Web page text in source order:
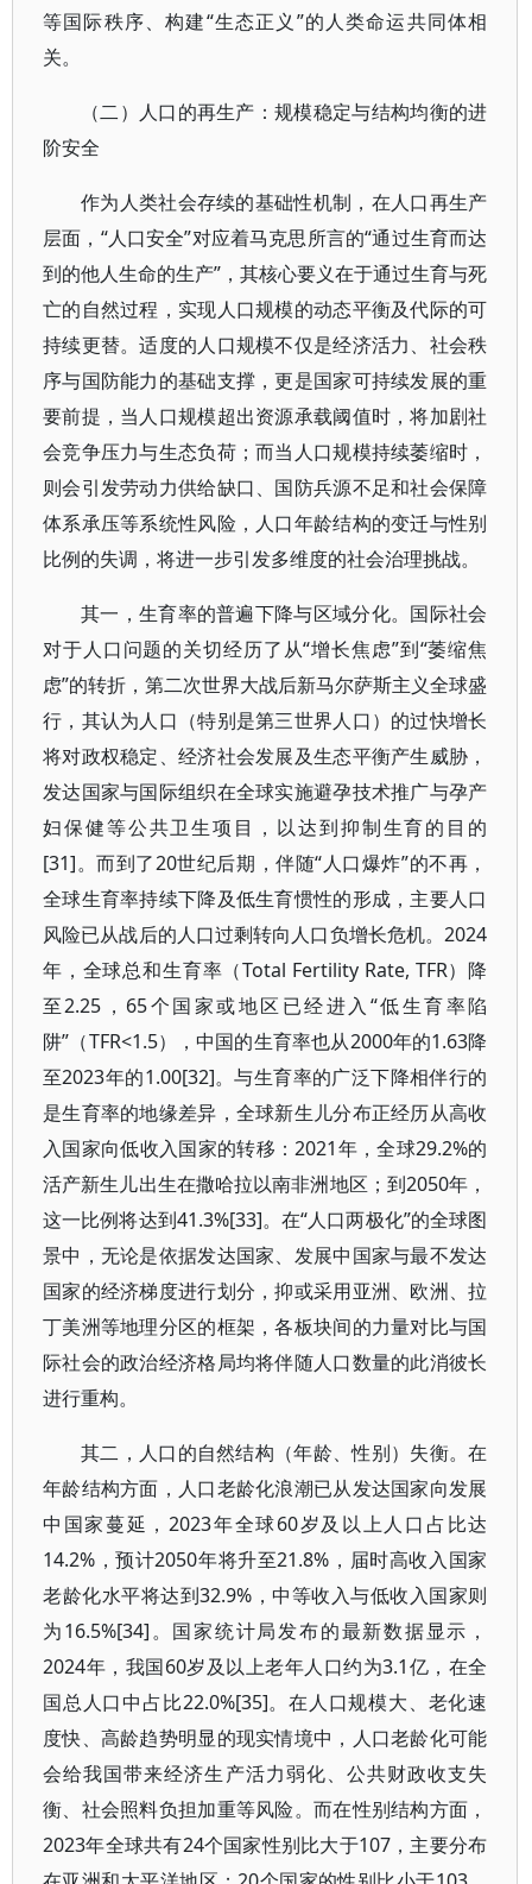
等国际秩序、构建“生态正义”的人类命运共同体相
关。
（二）人口的再生产：规模稳定与结构均衡的进
阶安全
作为人类社会存续的基础性机制，在人口再生产
层面，“人口安全”对应着马克思所言的“通过生育而达
到的他人生命的生产”，其核心要义在于通过生育与死
亡的自然过程，实现人口规模的动态平衡及代际的可
持续更替。适度的人口规模不仅是经济活力、社会秩
序与国防能力的基础支撑，更是国家可持续发展的重
要前提，当人口规模超出资源承载阈值时，将加剧社
会竞争压力与生态负荷；而当人口规模持续萎缩时，
则会引发劳动力供给缺口、国防兵源不足和社会保障
体系承压等系统性风险，人口年龄结构的变迁与性别
比例的失调，将进一步引发多维度的社会治理挑战。
其一，生育率的普遍下降与区域分化。国际社会
对于人口问题的关切经历了从“增长焦虑”到“萎缩焦
虑”的转折，第二次世界大战后新马尔萨斯主义全球盛
行，其认为人口（特别是第三世界人口）的过快增长
将对政权稳定、经济社会发展及生态平衡产生威胁，
发达国家与国际组织在全球实施避孕技术推广与孕产
妇保健等公共卫生项目，以达到抑制生育的目的
[31]。而到了20世纪后期，伴随“人口爆炸”的不再，
全球生育率持续下降及低生育惯性的形成，主要人口
风险已从战后的人口过剩转向人口负增长危机。2024
年，全球总和生育率（Total Fertility Rate, TFR）降
至2.25，65个国家或地区已经进入“低生育率陷
阱”（TFR<1.5），中国的生育率也从2000年的1.63降
至2023年的1.00[32]。与生育率的广泛下降相伴行的
是生育率的地缘差异，全球新生儿分布正经历从高收
入国家向低收入国家的转移：2021年，全球29.2%的
活产新生儿出生在撒哈拉以南非洲地区；到2050年，
这一比例将达到41.3%[33]。在“人口两极化”的全球图
景中，无论是依据发达国家、发展中国家与最不发达
国家的经济梯度进行划分，抑或采用亚洲、欧洲、拉
丁美洲等地理分区的框架，各板块间的力量对比与国
际社会的政治经济格局均将伴随人口数量的此消彼长
进行重构。
其二，人口的自然结构（年龄、性别）失衡。在
年龄结构方面，人口老龄化浪潮已从发达国家向发展
中国家蔓延，2023年全球60岁及以上人口占比达
14.2%，预计2050年将升至21.8%，届时高收入国家
老龄化水平将达到32.9%，中等收入与低收入国家则
为16.5%[34]。国家统计局发布的最新数据显示，
2024年，我国60岁及以上老年人口约为3.1亿，在全
国总人口中占比22.0%[35]。在人口规模大、老化速
度快、高龄趋势明显的现实情境中，人口老龄化可能
会给我国带来经济生产活力弱化、公共财政收支失
衡、社会照料负担加重等风险。而在性别结构方面，
2023年全球共有24个国家性别比大于107，主要分布